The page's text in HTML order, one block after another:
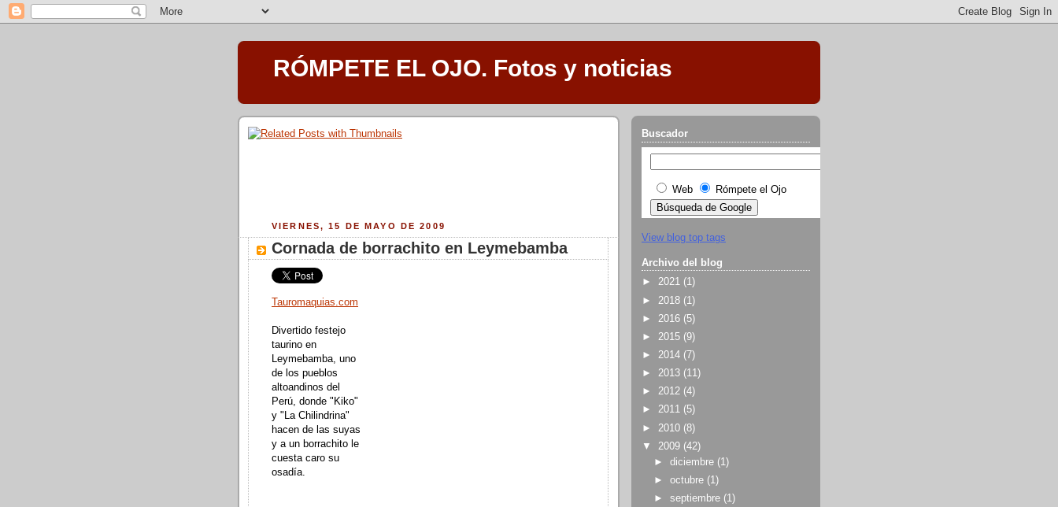
RÓMPETE EL OJO. Fotos y noticias
VIERNES, 15 DE MAYO DE 2009
Cornada de borrachito en Leymebamba
Tauromaquias.com
Divertido festejo
taurino en
Leymebamba, uno
de los pueblos
altoandinos del
Perú, donde "Kiko"
y "La Chilindrina"
hacen de las suyas
y a un borrachito le
cuesta caro su
osadía.
Buscador
Web Rómpete el Ojo
View blog top tags
Archivo del blog
► 2021 (1)
► 2018 (1)
► 2016 (5)
► 2015 (9)
► 2014 (7)
► 2013 (11)
► 2012 (4)
► 2011 (5)
► 2010 (8)
▼ 2009 (42)
►diciembre (1)
►octubre (1)
►septiembre (1)